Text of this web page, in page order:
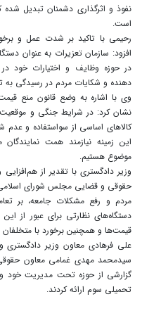
نفوذ و اثرگذاری دشمنان تبدیل
است.
رحیمی با تاکید بر شدت عمل و
افزود: سازمان تعزیرات به عنوان
در حوزه وظایف و اختیارات خود
دهنده و شکایات مردم در رسیدگی به
وی با اشاره به وضع قانون منع
نشان کرد: در شرایط جنگی و
کالاهای اساسی از سواستفاده و
این زمینه نیازمند همت
موضوع هستیم.
وزیر دادگستری با تقدیر از
حقوقی و قضایی مجلس شورای اسلامی
مردم و رفع مشکلات جامعه، بر
دستگاه‌های نظارتی برای عبور از
قیمت‌ها و همچنین برخورد با متخلفان
علی فرهادی معاون وزیر
سیدمحمد مهدی غمامی معاون
گزارشی از حوزه تحت مدیریت خود و
تحمیلی سوم ارائه کردند.